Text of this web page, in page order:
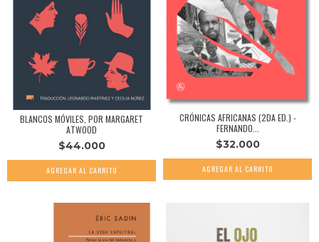
BLANCOS MÓVILES, POR MARGARET
ATWOOD
$44.000
CRÓNICAS AFRICANAS (2DA ED.) -
FERNANDO...
$32.000